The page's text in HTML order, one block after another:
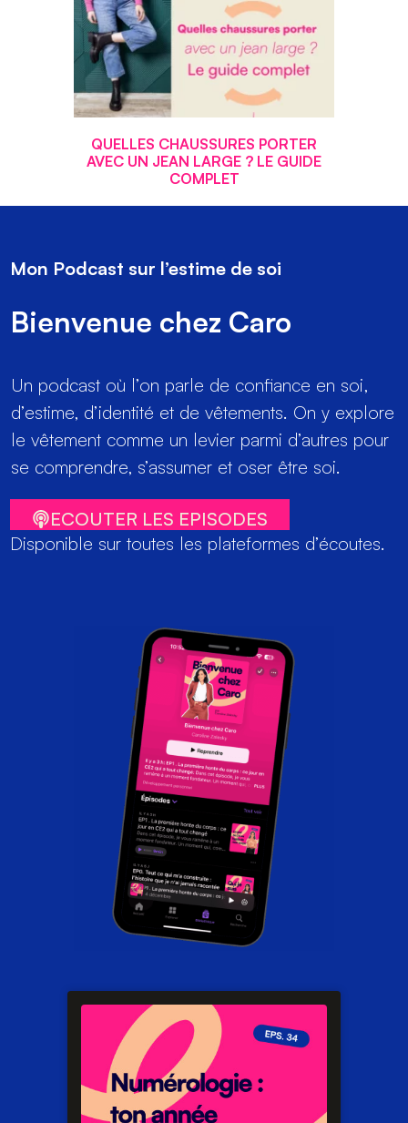
QUELLES CHAUSSURES PORTER
AVEC UN JEAN LARGE ? LE GUIDE
COMPLET
Mon Podcast sur l’estime de soi
Bienvenue chez Caro
Un podcast où l’on parle de confiance en soi,
d’estime, d’identité et de vêtements. On y explore
le vêtement comme un levier parmi d’autres pour
se comprendre, s’assumer et oser être soi.
ECOUTER LES EPISODES
Disponible sur toutes les plateformes d’écoutes.